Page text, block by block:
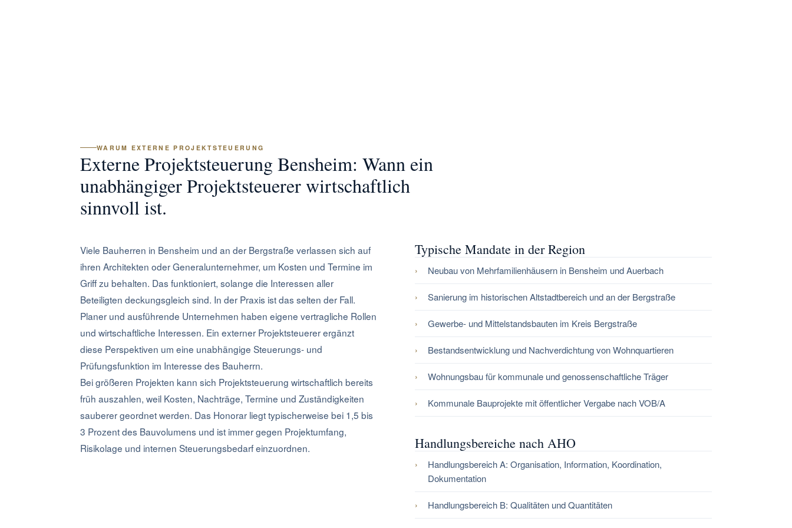
WARUM EXTERNE PROJEKTSTEUERUNG
Externe Projektsteuerung Bensheim: Wann ein
unabhängiger Projektsteuerer wirtschaftlich
sinnvoll ist.
Viele Bauherren in Bensheim und an der Bergstraße verlassen sich auf
ihren Architekten oder Generalunternehmer, um Kosten und Termine im
Griff zu behalten. Das funktioniert, solange die Interessen aller
Beteiligten deckungsgleich sind. In der Praxis ist das selten der Fall.
Planer und ausführende Unternehmen haben eigene vertragliche Rollen
und wirtschaftliche Interessen. Ein externer Projektsteuerer ergänzt
diese Perspektiven um eine unabhängige Steuerungs- und
Prüfungsfunktion im Interesse des Bauherrn.
Bei größeren Projekten kann sich Projektsteuerung wirtschaftlich bereits
früh auszahlen, weil Kosten, Nachträge, Termine und Zuständigkeiten
sauberer geordnet werden. Das Honorar liegt typischerweise bei 1,5 bis
3 Prozent des Bauvolumens und ist immer gegen Projektumfang,
Risikolage und internen Steuerungsbedarf einzuordnen.
Typische Mandate in der Region
Neubau von Mehrfamilienhäusern in Bensheim und Auerbach
Sanierung im historischen Altstadtbereich und an der Bergstraße
Gewerbe- und Mittelstandsbauten im Kreis Bergstraße
Bestandsentwicklung und Nachverdichtung von Wohnquartieren
Wohnungsbau für kommunale und genossenschaftliche Träger
Kommunale Bauprojekte mit öffentlicher Vergabe nach VOB/A
Handlungsbereiche nach AHO
Handlungsbereich A: Organisation, Information, Koordination,
Dokumentation
Handlungsbereich B: Qualitäten und Quantitäten